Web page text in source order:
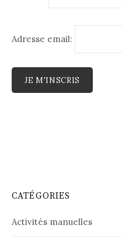
Adresse email:
CATÉGORIES
Activités manuelles